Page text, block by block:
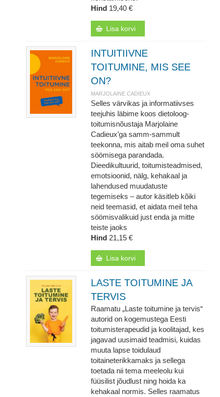
Hind 19,40 €
Lisa korvi
INTUITIIVNE
TOITUMINE, MIS SEE
ON?
MARJOLAINE CADIEUX
Selles värvikas ja informatiivses
teejuhis läbime koos dietoloog-
toitumisnõustaja Marjolaine
Cadieux’ga samm-sammult
teekonna, mis aitab meil oma suhet
söömisega parandada.
Dieedikultuurid, toitumisteadmised,
emotsioonid, nälg, kehakaal ja
lahendused muudatuste
tegemiseks – autor käsitleb kõiki
neid teemasid, et aidata meil teha
söömisvalikuid just enda ja mitte
teiste jaoks
Hind 21,15 €
Lisa korvi
LASTE TOITUMINE JA
TERVIS
Raamatu „Laste toitumine ja tervis“
autorid on kogemustega Eesti
toitumisterapeudid ja koolitajad, kes
jagavad uusimaid teadmisi, kuidas
muuta lapse toidulaud
toitaineterikkamaks ja sellega
toetada nii tema meeleolu kui
füüsilist jõudlust ning hoida ka
kehakaal normis. Selles raamatus